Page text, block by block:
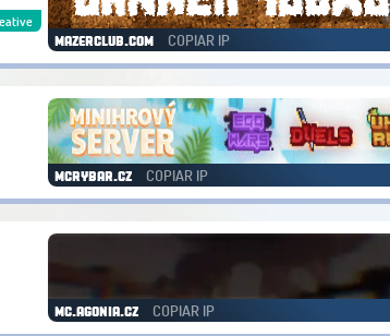
mazerclub.com COPIAR IP
mcrybar.cz COPIAR IP
mc.agonia.cz COPIAR IP